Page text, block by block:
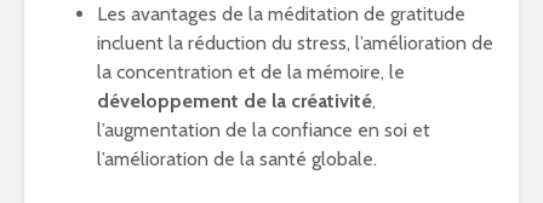
Les avantages de la méditation de gratitude
incluent la réduction du stress, l’amélioration de
la concentration et de la mémoire, le
développement de la créativité,
l’augmentation de la confiance en soi et
l’amélioration de la santé globale.